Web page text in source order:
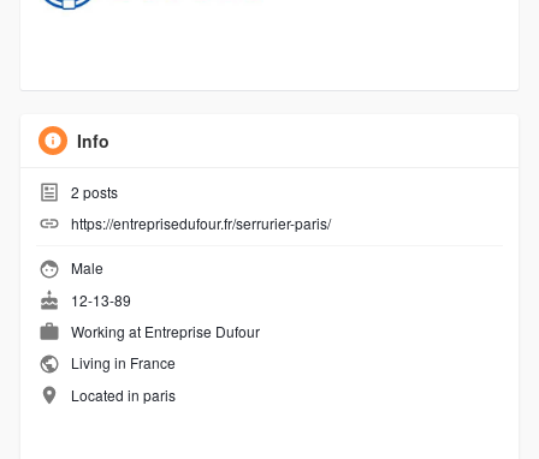
Info
2 posts
https://entreprisedufour.fr/serrurier-paris/
Male
12-13-89
Working at Entreprise Dufour
Living in France
Located in paris